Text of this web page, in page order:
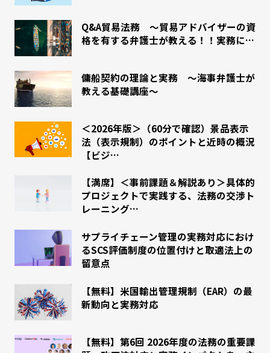
Q&A貿易法務 ～貿易アドバイザーの資
格を有する弁護士が教える！！実務に…
傭船契約の理論と実務 ～海事弁護士が
教える基礎講座～
＜2026年版＞（60分で確認）景品表示
法（表示規制）のポイントと近時の概況
【ビジ…
【満席】＜事前課題＆解説あり＞具体的
プロジェクトで実践する、法務の交渉ト
レーニング…
サプライチェーン管理の実務対応におけ
るSCS評価制度の位置付けと取適法上の
留意点
【無料】米国輸出管理規制（EAR）の最
新動向と実務対応
【無料】第6回 2026年度の法務の重要課